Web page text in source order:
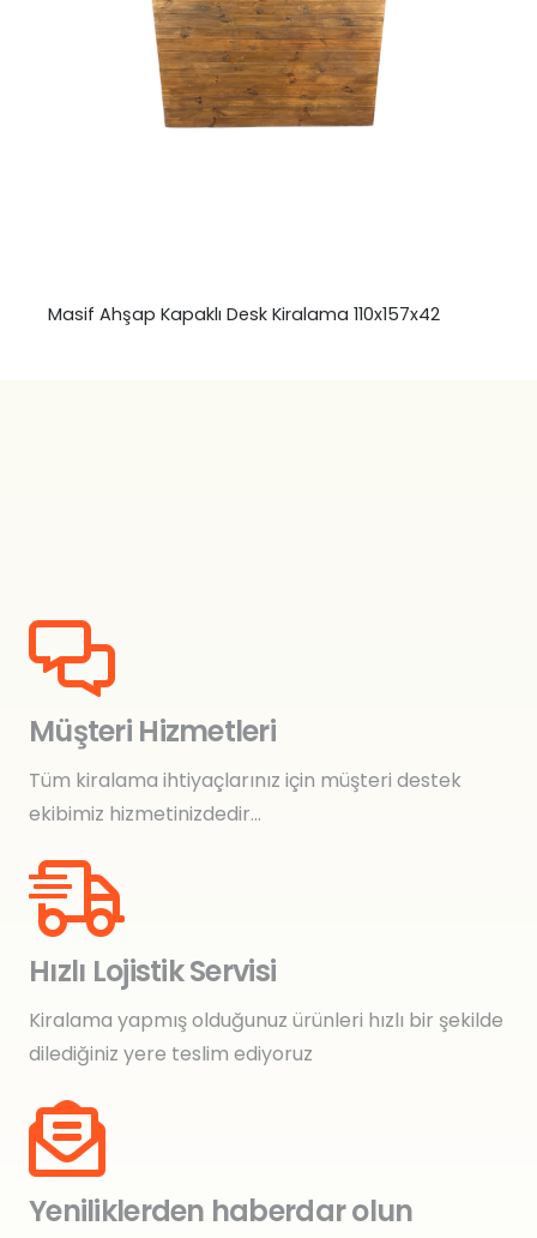
Masif Ahşap Kapaklı Desk Kiralama 110x157x42
Müşteri Hizmetleri
Tüm kiralama ihtiyaçlarınız için müşteri destek
ekibimiz hizmetinizdedir…
Hızlı Lojistik Servisi
Kiralama yapmış olduğunuz ürünleri hızlı bir şekilde
dilediğiniz yere teslim ediyoruz
Yeniliklerden haberdar olun